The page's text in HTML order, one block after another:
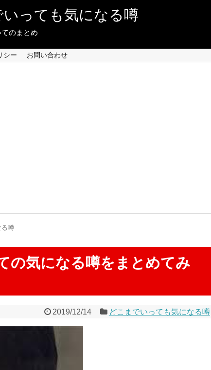
っても気になる噂
のまとめ
シー お問い合わせ
る噂
の気になる噂をまとめてみ
2019/12/14 どこまでいっても気になる噂